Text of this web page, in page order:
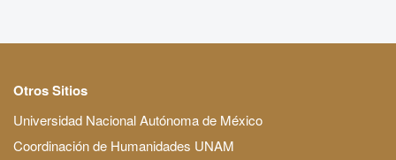
Otros Sitios
Universidad Nacional Autónoma de México
Coordinación de Humanidades UNAM